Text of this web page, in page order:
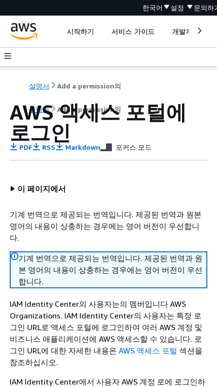
한국어 설정 문의하
시작하기 서비스 가이드 개발자 도구
설명서 Add a permission의
설명서 Add a permission의
AWS 액세스 포털에
로그인
PDF RSS Markdown 포커스 모드
이 페이지에서
기계 번역으로 제공되는 번역입니다. 제공된 번역과 원본
영어의 내용이 상충하는 경우에는 영어 버전이 우선합니
다.
기계 번역으로 제공되는 번역입니다. 제공된 번역과 원
본 영어의 내용이 상충하는 경우에는 영어 버전이 우선
합니다.
IAM Identity Center의 사용자는의 멤버입니다 AWS
Organizations. IAM Identity Center의 사용자는 특정 로
그인 URL로 액세스 포털에 로그인하여 여러 AWS 계정 및
비즈니스 애플리케이션에 AWS 액세스할 수 있습니다. 로
그인 URL에 대한 자세한 내용은 AWS 액세스 포털 섹션을
참조하십시오.
IAM Identity Center에서 사용자 AWS 계정 로에 로그인하